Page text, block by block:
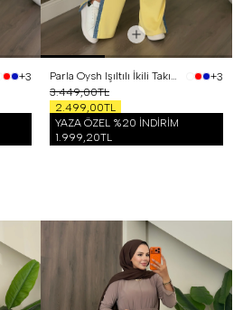
+3
Parla Oysh Işıltılı İkili Takım Sarı
+3
3.449,00TL
2.499,00TL
YAZA ÖZEL %20 İNDİRİM
1.999,20TL